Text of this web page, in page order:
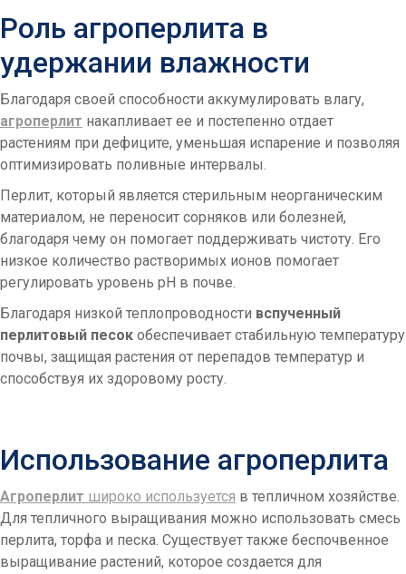
Роль агроперлита в
удержании влажности
Благодаря своей способности аккумулировать влагу,
агроперлит накапливает ее и постепенно отдает
растениям при дефиците, уменьшая испарение и позволяя
оптимизировать поливные интервалы.
Перлит, который является стерильным неорганическим
материалом, не переносит сорняков или болезней,
благодаря чему он помогает поддерживать чистоту. Его
низкое количество растворимых ионов помогает
регулировать уровень рН в почве.
Благодаря низкой теплопроводности вспученный
перлитовый песок обеспечивает стабильную температуру
почвы, защищая растения от перепадов температур и
способствуя их здоровому росту.
Использование агроперлита
Агроперлит широко используется в тепличном хозяйстве.
Для тепличного выращивания можно использовать смесь
перлита, торфа и песка. Существует также беспочвенное
выращивание растений, которое создается для